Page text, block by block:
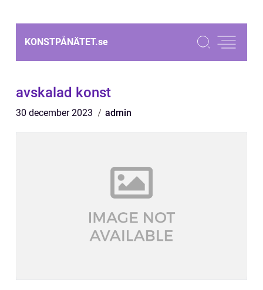
KONSTPÅNÄTET.se
avskalad konst
30 december 2023 admin